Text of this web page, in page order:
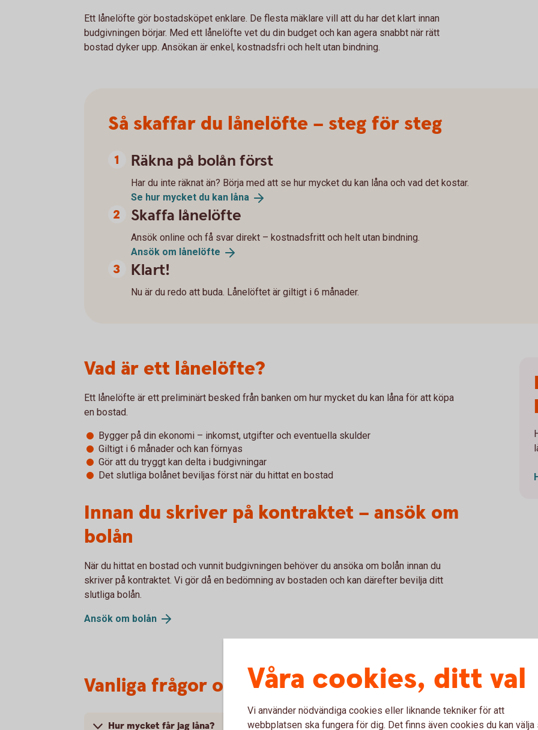
Ett lånelöfte gör bostadsköpet enklare. De flesta mäklare vill att du har det klart innan
budgivningen börjar. Med ett lånelöfte vet du din budget och kan agera snabbt när rätt
bostad dyker upp. Ansökan är enkel, kostnadsfri och helt utan bindning.
Så skaffar du lånelöfte – steg för steg
Räkna på bolån först
Har du inte räknat än? Börja med att se hur mycket du kan låna och vad det kostar.
Se hur mycket du kan låna
Skaffa lånelöfte
Ansök online och få svar direkt – kostnadsfritt och helt utan bindning.
Ansök om lånelöfte
Klart!
Nu är du redo att buda. Lånelöftet är giltigt i 6 månader.
Vad är ett lånelöfte?
Ett lånelöfte är ett preliminärt besked från banken om hur mycket du kan låna för att köpa
en bostad.
Bygger på din ekonomi – inkomst, utgifter och eventuella skulder
Giltigt i 6 månader och kan förnyas
Gör att du tryggt kan delta i budgivningar
Det slutliga bolånet beviljas först när du hittat en bostad
Innan du skriver på kontraktet – ansök om
bolån
När du hittat en bostad och vunnit budgivningen behöver du ansöka om bolån innan du
skriver på kontraktet. Vi gör då en bedömning av bostaden och kan därefter bevilja ditt
slutliga bolån.
Ansök om bolån
Vanliga frågor om lånelöfte
Hur mycket får jag låna?
Våra cookies, ditt val
Vi använder nödvändiga cookies eller liknande tekniker för att
webbplatsen ska fungera för dig. Det finns även cookies du kan välja